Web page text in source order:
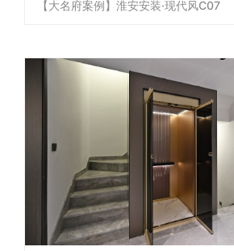
【大名府案例】淮安安装·现代风C07